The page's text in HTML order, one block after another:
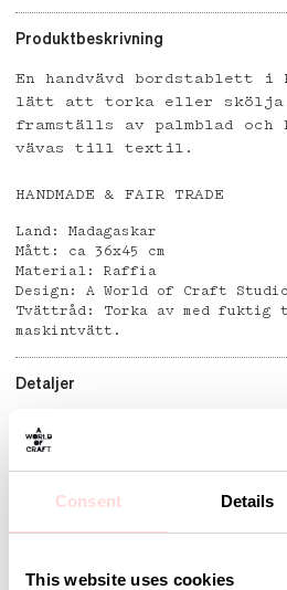
Consent Details
This website uses cookies
Produktbeskrivning
En handvävd bordstablett i
lätt att torka eller skölja
framställs av palmblad och
vävas till textil.
HANDMADE & FAIR TRADE
Land: Madagaskar
Mått: ca 36x45 cm
Material: Raffia
Design: A World of Craft Studio
Tvättråd: Torka av med fuktig
maskintvätt.
Detaljer